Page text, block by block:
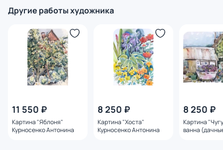
Другие работы художника
11 550 ₽
Картина "Яблоня"
Курносенко Антонина
8 250 ₽
Картина "Хоста"
Курносенко Антонина
8 250 ₽
Картина
ванна